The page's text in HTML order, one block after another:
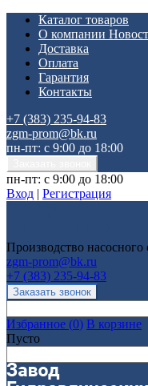
Каталог товаров
О компании
Доставка
Оплата
Гарантия
Контакты
+7 (383) 235-94-83
zgm-prom@bk.ru
пн-пт: с 9:00 до 18:00
пн-пт: с 9:00 до 18:00
Вход | Регистрация
Производство
zgm-prom@bk.ru
+7 (383) 235-94-83
Избранное (0) В корзине
Пусто